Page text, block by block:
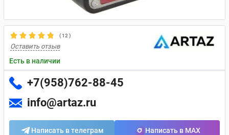
(12 )
Оставить отзыв
Есть в наличии
+7(958)762-88-45
info@artaz.ru
Написать в телеграм Написать в MAX